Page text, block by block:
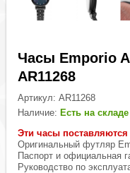
Часы Emporio
AR11268
Артикул:AR11268
Наличие:Есть на складе
Эти часы поставляются
Оригинальный футляр
Паспорт и официальная
Руководство по